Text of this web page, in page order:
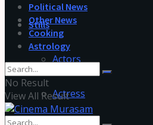
Stills
Actors
Actress
Political News
Other News
Cooking
Astrology
No Result
View All Result